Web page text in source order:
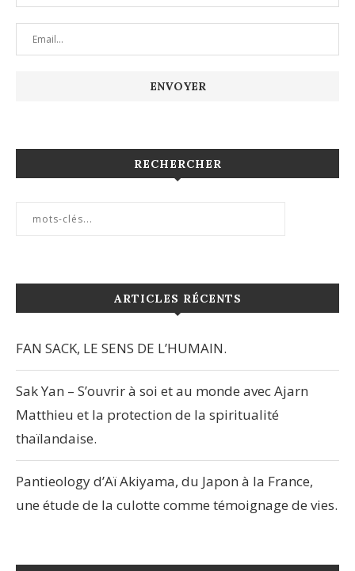
RECHERCHER
ARTICLES RÉCENTS
FAN SACK, LE SENS DE L’HUMAIN.
Sak Yan – S’ouvrir à soi et au monde avec Ajarn
Matthieu et la protection de la spiritualité
thaïlandaise.
Pantieology d’Aï Akiyama, du Japon à la France,
une étude de la culotte comme témoignage de vies.